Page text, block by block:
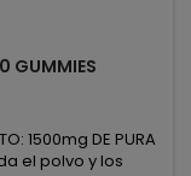
GUMMIES
1500mg DE PURA
el polvo y los